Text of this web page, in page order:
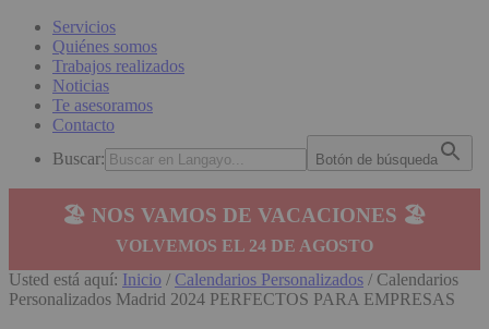
Servicios
Quiénes somos
Trabajos realizados
Noticias
Te asesoramos
Contacto
Buscar:
Botón de búsqueda
🏖️ NOS VAMOS DE VACACIONES 🏖️
VOLVEMOS EL 24 DE AGOSTO
Usted está aquí: Inicio / Calendarios Personalizados / Calendarios
Personalizados Madrid 2024 PERFECTOS PARA EMPRESAS